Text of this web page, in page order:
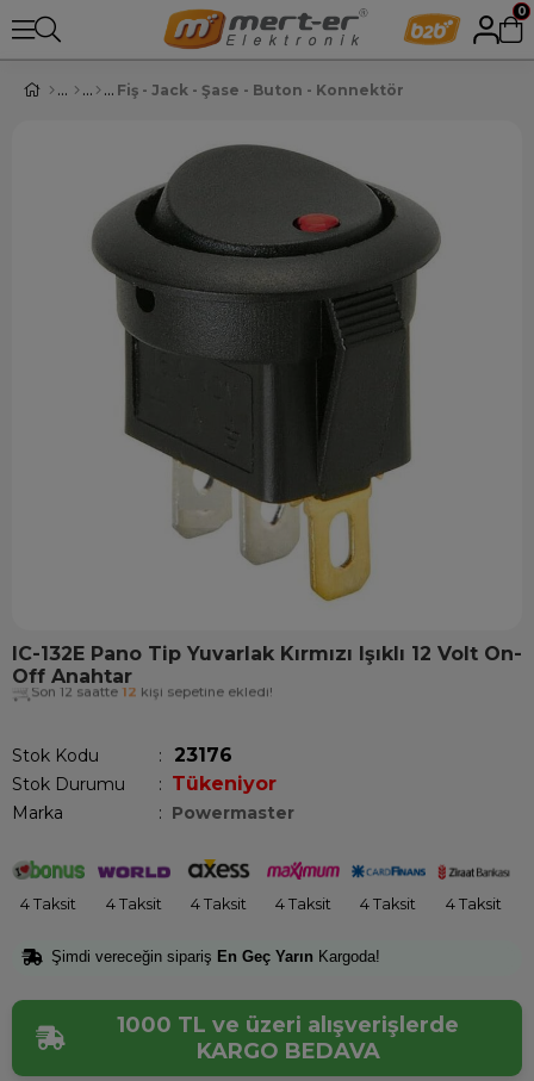
0
Fiş - Jack - Şase - Buton - Konnektör
IC-132E Pano Tip Yuvarlak Kırmızı Işıklı 12 Volt On-
Off Anahtar
Son 12 saatte 12 kişi sepetine ekledi!
Stok Kodu 23176
Stok Durumu : Tükeniyor
Marka : Powermaster
4 Taksit 4 Taksit 4 Taksit 4 Taksit 4 Taksit 4 Taksit
Şimdi vereceğin sipariş En Geç Yarın Kargoda!
1000 TL ve üzeri alışverişlerde
KARGO BEDAVA